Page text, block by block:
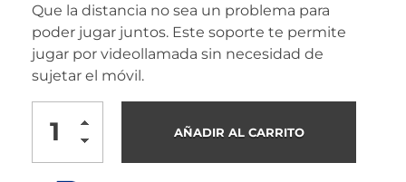
Que la distancia no sea un problema para
poder jugar juntos. Este soporte te permite
jugar por videollamada sin necesidad de
sujetar el móvil.
AÑADIR AL CARRITO